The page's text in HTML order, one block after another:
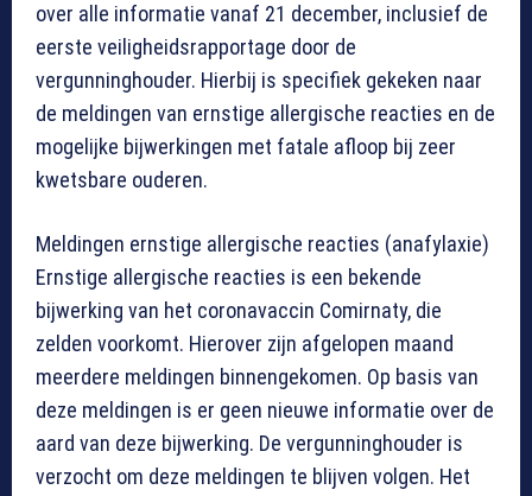
over alle informatie vanaf 21 december, inclusief de
eerste veiligheidsrapportage door de
vergunninghouder. Hierbij is specifiek gekeken naar
de meldingen van ernstige allergische reacties en de
mogelijke bijwerkingen met fatale afloop bij zeer
kwetsbare ouderen.
Meldingen ernstige allergische reacties (anafylaxie)
Ernstige allergische reacties is een bekende
bijwerking van het coronavaccin Comirnaty, die
zelden voorkomt. Hierover zijn afgelopen maand
meerdere meldingen binnengekomen. Op basis van
deze meldingen is er geen nieuwe informatie over de
aard van deze bijwerking. De vergunninghouder is
verzocht om deze meldingen te blijven volgen. Het